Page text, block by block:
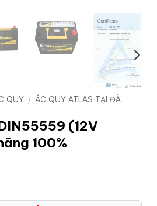
QUY / ẮC QUY ATLAS TẠI ĐÀ
(12V
100%